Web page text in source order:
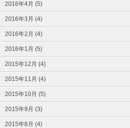
2016年4月 (5)
2016年3月 (4)
2016年2月 (4)
2016年1月 (5)
2015年12月 (4)
2015年11月 (4)
2015年10月 (5)
2015年9月 (3)
2015年8月 (4)